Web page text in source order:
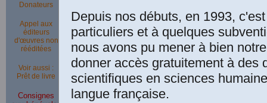
Donateurs
Appel aux
éditeurs
d'œuvres non
rééditées
Voir aussi :
Prêt de livre
Consignes
Étudiant en
un des fondateurs duRéseau
Le 20 mars 2016
Depuis nos débuts, en 1993,
particuliers et à quelques
nous avons pu mener à bien
donner accès gratuitement à des
scientifiques en sciences
langue française.